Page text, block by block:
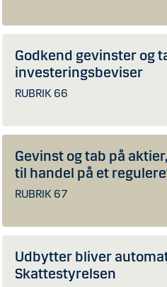
Godkend gevinster og
investeringsbeviser
RUBRIK 66
Gevinst og tab på
til handel på et
RUBRIK 67
Udbytter bliver
Skattestyrelsen